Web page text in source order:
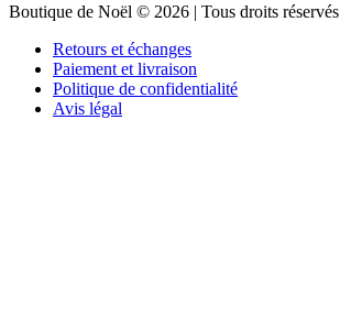
Boutique de Noël © 2026 | Tous droits réservés
Retours et échanges
Paiement et livraison
Politique de confidentialité
Avis légal